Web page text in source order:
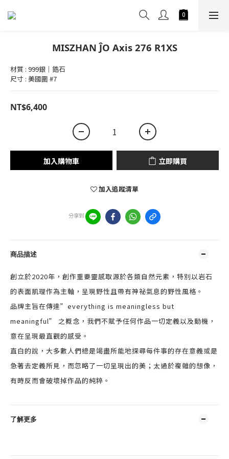
MISZHAN ĴO Axis 276 R1XS
材質 : 999銀｜鋯石
尺寸 : 美國圍 #7
NT$6,400
加入購物車 立即購買
加入追蹤清單
分享到
商品描述
創立於2020年，創作重要靈感取源於各類自然元素，特別以岩石
的表面肌理作為主軸，呈現野性且帶有神祕氣息的野性風格。
品牌主旨在傳達”everything is meaningless but
meaningful” 之概念，我們不賦予任何作品一切定義以及動機，
意在呈現最直觀的感受。
直白的說，大多數人們總是竭盡所能地探尋每件事的存在意義或是
急著去定義所見，而忽略了一切呈現出的美；太過於複雜的想像，
有時反而會破壞掉作品的純粹。
了解更多